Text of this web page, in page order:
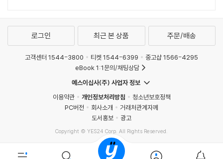
로그인 최근 본 상품 주문/배송
고객센터 1544-3800 티켓 1544-6399
중고샵 1566-4295
eBook 1:1문의/채팅상담
예스이십사(주) 사업자 정보
이용약관
개인정보처리방침
청소년보호정책
PC버전
회사소개
거래처관계자께
도서홍보
광고
Copyright © YES24 Corp. All Rights Reserved.